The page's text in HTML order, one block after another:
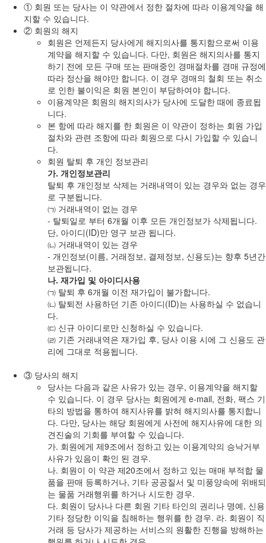
① 회원 또는 당사는 이 약관에서 정한 절차에 따라 이용계약을 해
지할 수 있습니다.
② 회원의 해지
회원은 언제든지 당사에게 해지의사를 통지함으로써 이용
계약을 해지할 수 있습니다. 다만, 회원은 해지의사를 통지
하기 전에 모든 구매 또는 판매중인 경매절차를 경매 규정에
따라 정산을 해야만 합니다. 이 경우 경매의 철회 또는 취소
로 인한 불이익은 회원 본인이 부담하여야 합니다.
이용계약은 회원의 해지의사가 당사에 도달한 때에 종료됩
니다.
본 항에 따라 해지를 한 회원은 이 약관이 정하는 회원 가입
절차와 관련 조항에 따라 회원으로 다시 가입할 수 있습니
다.
회원 탈퇴 후 개인 정보관리
가. 개인정보관리
탈퇴 후 개인정보 삭제는 거래내역이 있는 경우와 없는 경우
로 구분됩니다.
㈀ 거래내역이 없는 경우
- 탈퇴일로 부터 6개월 이후 모든 개인정보가 삭제됩니다.
단, 아이디(ID)만 영구 보관 됩니다.
㈁ 거래내역이 있는 경우
- 개인정보(이름, 거래정보, 결제정보, 신용도)는 향후 5년간
보관됩니다.
나. 재가입 및 아이디사용
㈀ 탈퇴 후 6개월 이전 재가입이 불가합니다.
㈁ 탈퇴전 사용하던 기존 아이디(ID)는 사용하실 수 없습니
다.
㈂ 신규 아이디로만 신청하실 수 있습니다.
㈃ 기존 거래내역은 재가입 후, 당사 이용 시에 그 신용도 관
리에 그대로 적용됩니다.
③ 당사의 해지
당사는 다음과 같은 사유가 있는 경우, 이용계약을 해지할
수 있습니다. 이 경우 당사는 회원에게 e-mail, 전화, 팩스 기
타의 방법을 통하여 해지사유를 밝혀 해지의사를 통지합니
다. 다만, 당사는 해당 회원에게 사전에 해지사유에 대한 의
견진술의 기회를 부여할 수 있습니다.
가. 회원에게 제9조에서 정하고 있는 이용계약의 승낙거부
사유가 있음이 확인 된 경우.
나. 회원이 이 약관 제20조에서 정하고 있는 매매 부적합 물
품을 판매 등록하거나, 기타 공공질서 및 미풍양속에 위배되
는 물품 거래행위를 하거나 시도한 경우.
다. 회원이 당사나 다른 회원 기타 타인의 권리나 명예, 신용
기타 정당한 이익을 침해하는 행위를 한 경우. 라. 회원이 직
거래 등 당사가 제공하는 서비스의 원활한 진행을 방해하는